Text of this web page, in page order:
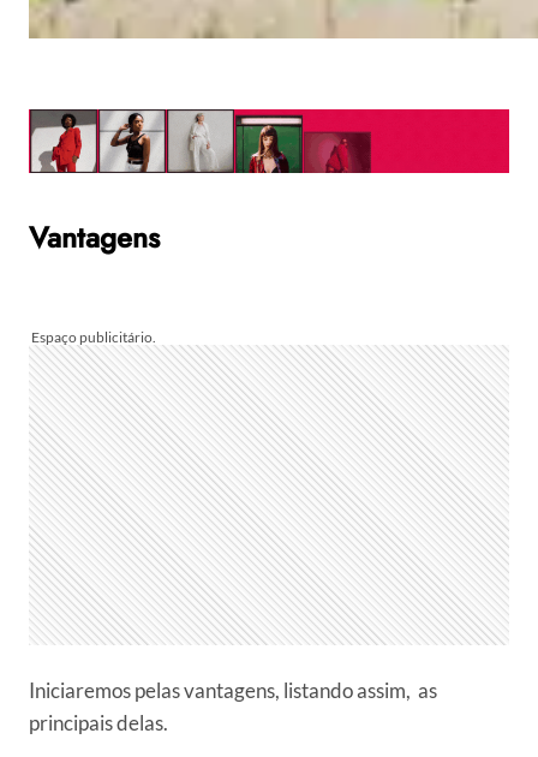
Vantagens
Iniciaremos pelas vantagens, listando assim, as
principais delas.